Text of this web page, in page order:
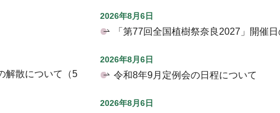
解散について（5
2026年8月6日
「第77回全国植樹祭奈良2027」開催
2026年8月6日
令和8年9月定例会の日程について
2026年8月6日